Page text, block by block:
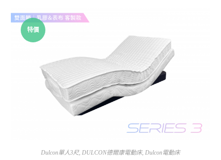
特價
Dulcon單人3尺, DULCON德爾康電動床, Dulcon電動床